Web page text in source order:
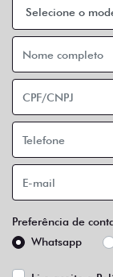
Preferência de
Whatsapp